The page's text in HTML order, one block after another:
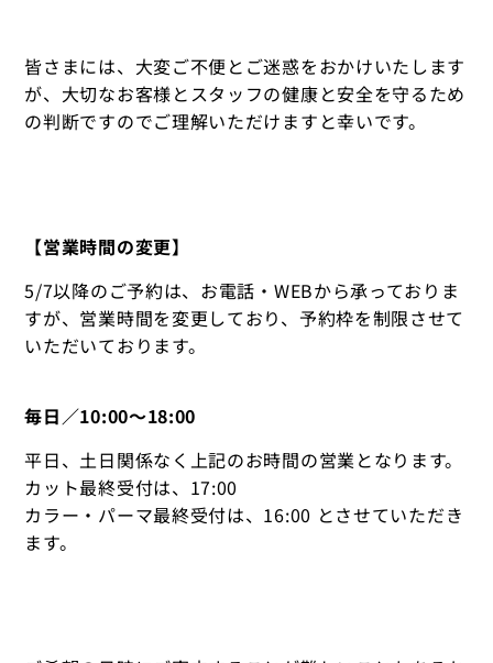
皆さまには、大変ご不便とご迷惑をおかけいたします
が、大切なお客様とスタッフの健康と安全を守るため
の判断ですのでご理解いただけますと幸いです。
【営業時間の変更】
5/7以降のご予約は、お電話・WEBから承っておりま
すが、営業時間を変更しており、予約枠を制限させて
いただいております。
毎日／10:00〜18:00
平日、土日関係なく上記のお時間の営業となります。
カット最終受付は、17:00
カラー・パーマ最終受付は、16:00 とさせていただき
ます。